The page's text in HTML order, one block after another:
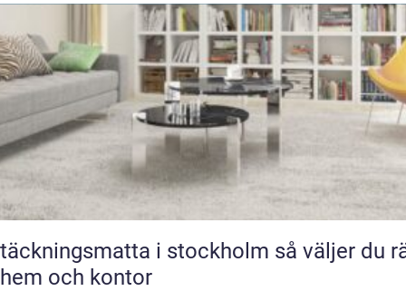
i stockholm så väljer du rätt
och kontor